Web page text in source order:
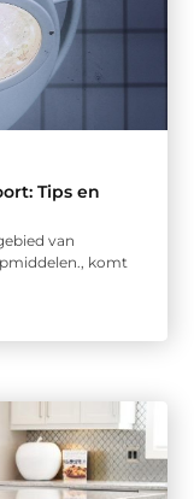
Tips en
van
komt